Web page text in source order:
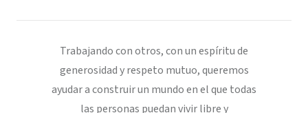
Trabajando con otros, con un espíritu de
generosidad y respeto mutuo, queremos
ayudar a construir un mundo en el que todas
las personas puedan vivir libre y